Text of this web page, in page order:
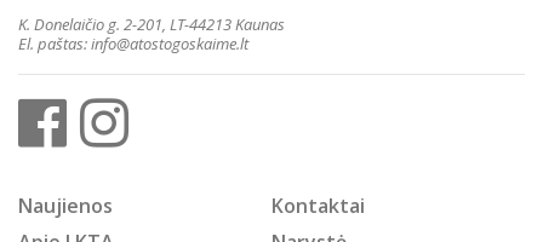
K. Donelaičio g. 2-201, LT-44213 Kaunas
El. paštas:info@atostogoskaime.lt
Naujienos
Kontaktai